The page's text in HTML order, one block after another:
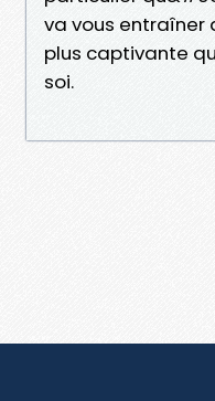
va vous
plus captivante
soi.